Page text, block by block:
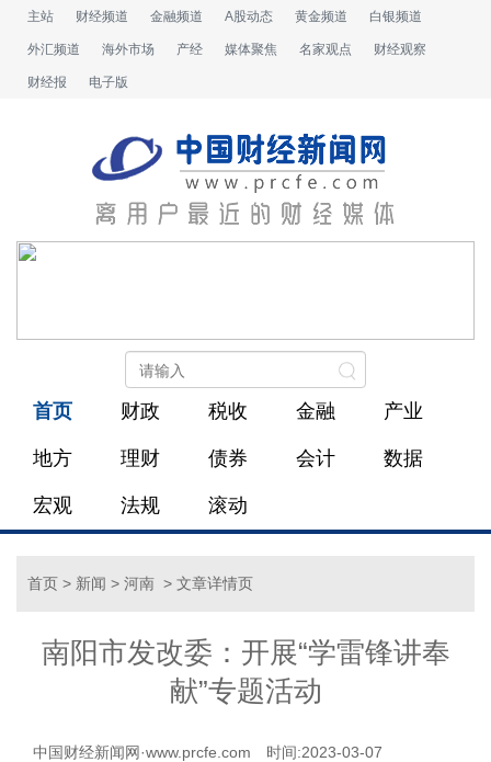
主站 财经频道 金融频道 A股动态 黄金频道 白银频道
外汇频道 海外市场 产经 媒体聚焦 名家观点 财经观察
财经报 电子版
首页 财政 税收 金融 产业
地方 理财 债券 会计 数据
宏观 法规 滚动
首页 > 新闻 > 河南 > 文章详情页
南阳市发改委：开展“学雷锋讲奉
献”专题活动
中国财经新闻网·www.prcfe.com
时间:2023-03-07